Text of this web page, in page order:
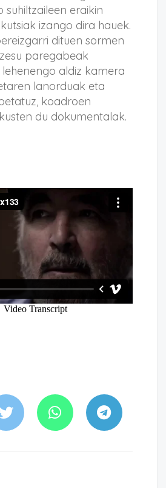
suhiltzaileen eraikin
izango dira hauek.
dituen sormen
paregabeak
aldiz kamera
lanorduak eta
koadroen
du dokumentalak.